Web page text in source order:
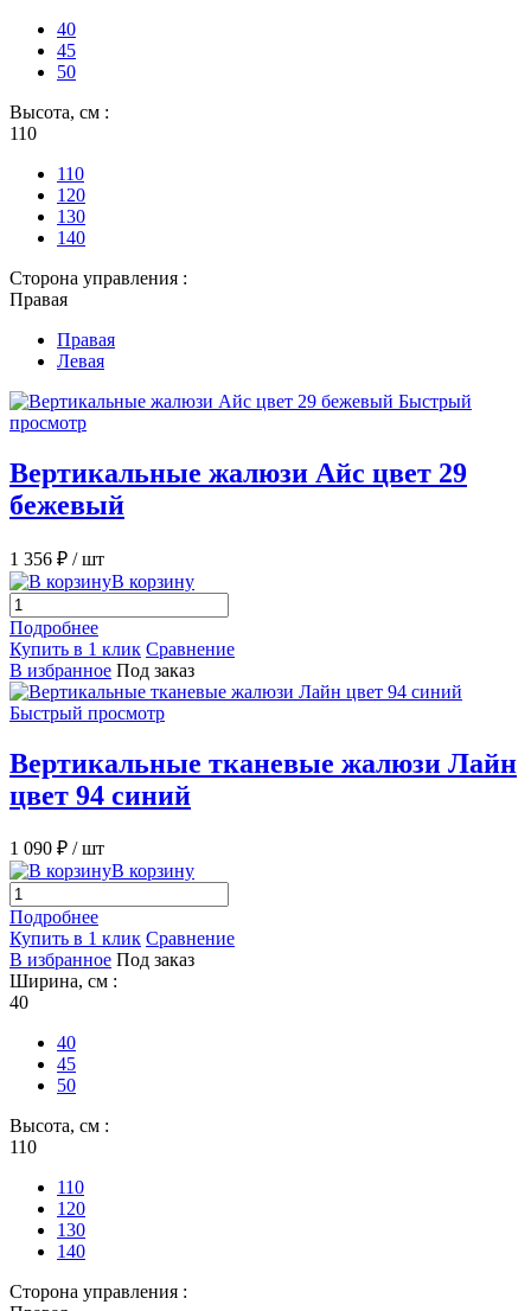
40
45
50
Высота, см :
110
110
120
130
140
Сторона управления :
Правая
Правая
Левая
Быстрый
просмотр
Вертикальные жалюзи Айс цвет 29
бежевый
1 356 ₽ / шт
В корзину
Подробнее
Купить в 1 клик Сравнение
В избранное Под заказ
Быстрый просмотр
Вертикальные тканевые жалюзи Лайн
цвет 94 синий
1 090 ₽ / шт
В корзину
Подробнее
Купить в 1 клик Сравнение
В избранное Под заказ
Ширина, см :
40
40
45
50
Высота, см :
110
110
120
130
140
Сторона управления :